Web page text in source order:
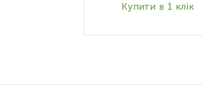
Купити в 1 клік